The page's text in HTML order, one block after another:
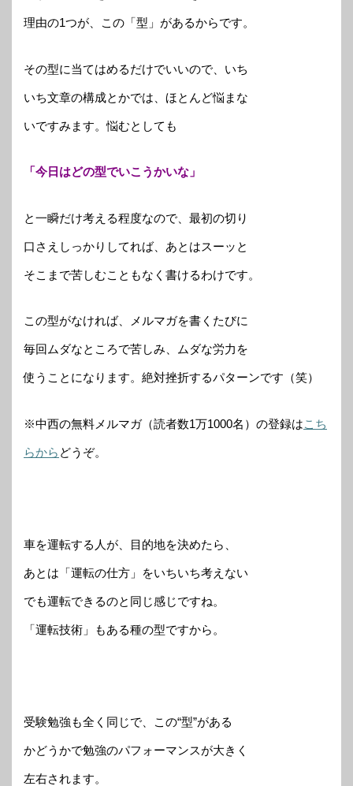
理由の1つが、この「型」があるからです。
その型に当てはめるだけでいいので、いち
いち文章の構成とかでは、ほとんど悩まな
いですみます。悩むとしても
「今日はどの型でいこうかいな」
と一瞬だけ考える程度なので、最初の切り
口さえしっかりしてれば、あとはスーッと
そこまで苦しむこともなく書けるわけです。
この型がなければ、メルマガを書くたびに
毎回ムダなところで苦しみ、ムダな労力を
使うことになります。絶対挫折するパターンです（笑）
※中西の無料メルマガ（読者数1万1000名）の登録はこち
らから どうぞ。
車を運転する人が、目的地を決めたら、
あとは「運転の仕方」をいちいち考えない
でも運転できるのと同じ感じですね。
「運転技術」もある種の型ですから。
受験勉強も全く同じで、この“型”がある
かどうかで勉強のパフォーマンスが大きく
左右されます。